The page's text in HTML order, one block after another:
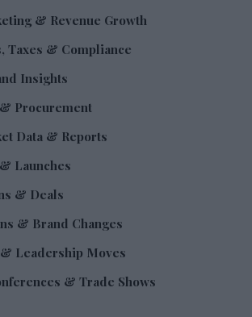
& Revenue Growth
Taxes & Compliance
Insights
Procurement
Data & Reports
Launches
& Deals
& Brand Changes
Leadership Moves
& Trade Shows